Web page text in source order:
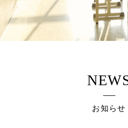
お知らせ